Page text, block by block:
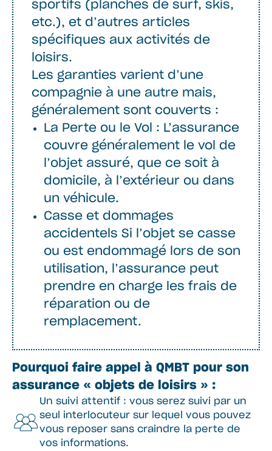
sportifs (planches de surf, skis,
etc.), et d’autres articles
spécifiques aux activités de
loisirs.
Les garanties varient d’une
compagnie à une autre mais,
généralement sont couverts :
La Perte ou le Vol : L’assurance
couvre généralement le vol de
l’objet assuré, que ce soit à
domicile, à l’extérieur ou dans
un véhicule.
Casse et dommages
accidentels Si l’objet se casse
ou est endommagé lors de son
utilisation, l’assurance peut
prendre en charge les frais de
réparation ou de
remplacement.
Pourquoi faire appel à QMBT pour son
assurance « objets de loisirs » :
Un suivi attentif : vous serez suivi par un
seul interlocuteur sur lequel vous pouvez
vous reposer sans craindre la perte de
vos informations.